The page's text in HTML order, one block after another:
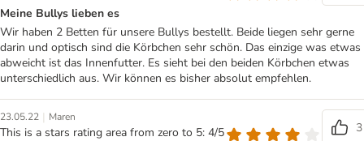
Meine Bullys lieben es
Wir haben 2 Betten für unsere Bullys bestellt. Beide liegen sehr gerne
darin und optisch sind die Körbchen sehr schön. Das einzige was etwas
abweicht ist das Innenfutter. Es sieht bei den beiden Körbchen etwas
unterschiedlich aus. Wir können es bisher absolut empfehlen.
23.05.22 | Maren
This is a stars rating area from zero to 5: 4/5
3